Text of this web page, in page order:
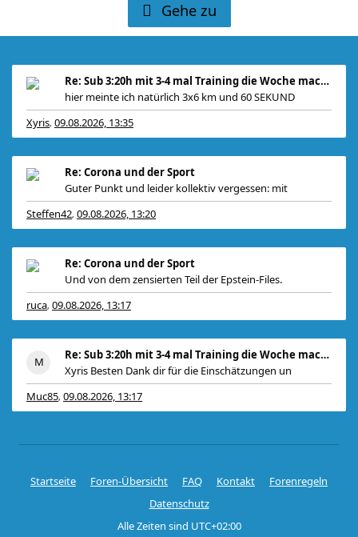
Gehe zu
Re: Sub 3:20h mit 3-4 mal Training die Woche machb
hier meinte ich natürlich 3x6 km und 60 SEKUND
Xyris, 09.08.2026, 13:35
Re: Corona und der Sport
Guter Punkt und leider kollektiv vergessen: mit
Steffen42, 09.08.2026, 13:20
Re: Corona und der Sport
Und von dem zensierten Teil der Epstein-Files.
ruca, 09.08.2026, 13:17
Re: Sub 3:20h mit 3-4 mal Training die Woche machb
Xyris Besten Dank dir für die Einschätzungen un
Muc85, 09.08.2026, 13:17
Startseite Foren-Übersicht FAQ Kontakt
Forenregeln
Datenschutz
Alle Zeiten sind UTC+02:00